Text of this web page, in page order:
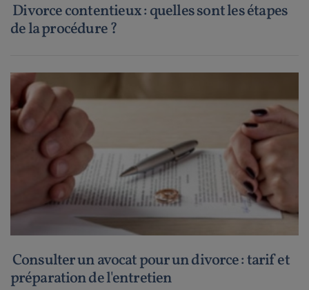
Divorce contentieux : quelles sont les étapes
de la procédure ?
Consulter un avocat pour un divorce : tarif et
préparation de l'entretien